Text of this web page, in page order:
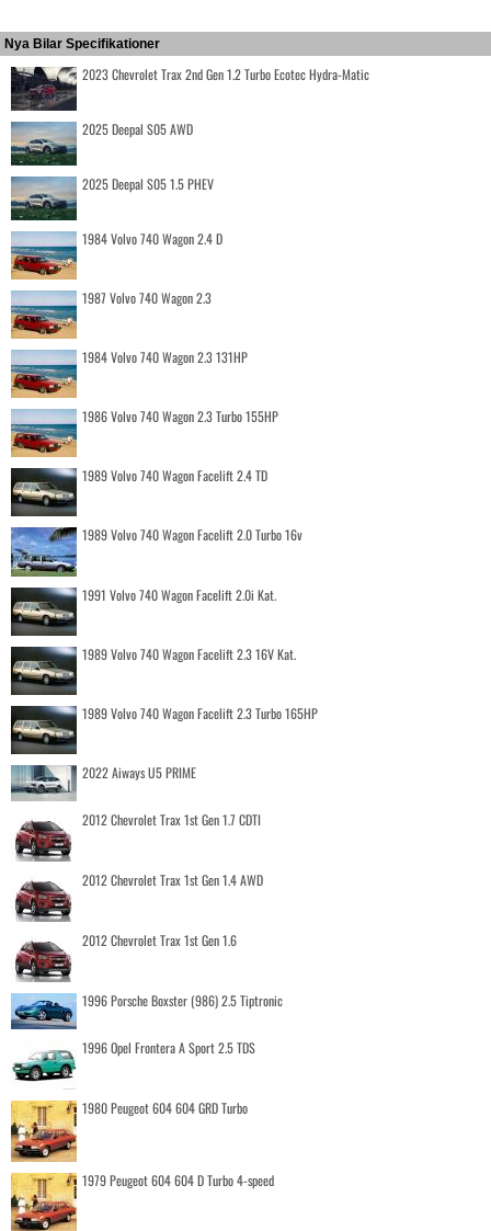
Nya Bilar Specifikationer
2023 Chevrolet Trax 2nd Gen 1.2 Turbo Ecotec Hydra-Matic
2025 Deepal S05 AWD
2025 Deepal S05 1.5 PHEV
1984 Volvo 740 Wagon 2.4 D
1987 Volvo 740 Wagon 2.3
1984 Volvo 740 Wagon 2.3 131HP
1986 Volvo 740 Wagon 2.3 Turbo 155HP
1989 Volvo 740 Wagon Facelift 2.4 TD
1989 Volvo 740 Wagon Facelift 2.0 Turbo 16v
1991 Volvo 740 Wagon Facelift 2.0i Kat.
1989 Volvo 740 Wagon Facelift 2.3 16V Kat.
1989 Volvo 740 Wagon Facelift 2.3 Turbo 165HP
2022 Aiways U5 PRIME
2012 Chevrolet Trax 1st Gen 1.7 CDTI
2012 Chevrolet Trax 1st Gen 1.4 AWD
2012 Chevrolet Trax 1st Gen 1.6
1996 Porsche Boxster (986) 2.5 Tiptronic
1996 Opel Frontera A Sport 2.5 TDS
1980 Peugeot 604 604 GRD Turbo
1979 Peugeot 604 604 D Turbo 4-speed